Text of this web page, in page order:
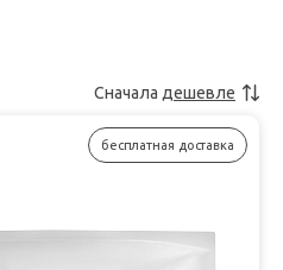
Сначала дешевле
бесплатная доставка